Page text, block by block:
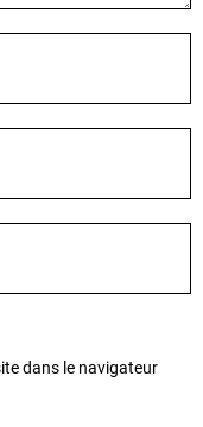
dans le navigateur